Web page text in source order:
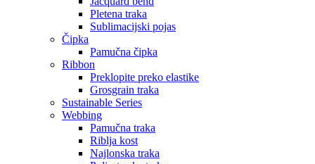
Pletena traka
Sublimacijski pojas
Čipka
Pamučna čipka
Ribbon
Preklopite preko elastike
Grosgrain traka
Sustainable Series
Webbing
Pamučna traka
Riblja kost
Najlonska traka